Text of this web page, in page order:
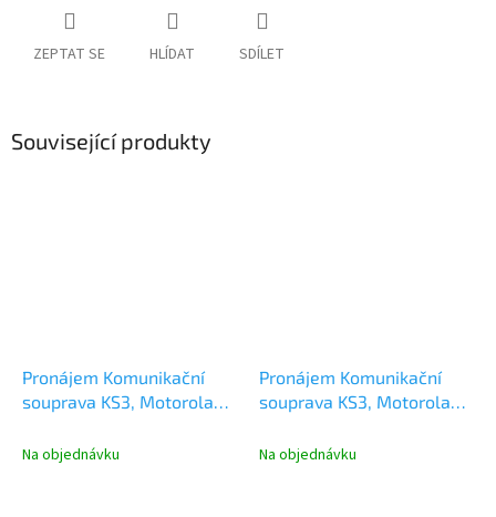
ZEPTAT SE HLÍDAT SDÍLET
Související produkty
Pronájem Komunikační
souprava KS3, Motorola
Na objednávku
Pronájem Komunikační
souprava KS3, Motorola
DP3661e
Na objednávku